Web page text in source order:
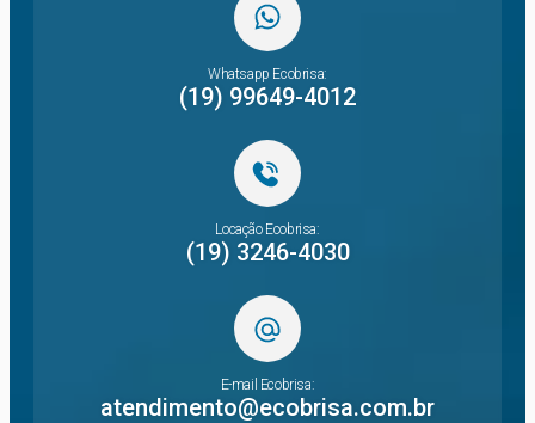
Whatsapp Ecobrisa:
(19) 99649-4012
Locação Ecobrisa:
(19) 3246-4030
E-mail Ecobrisa:
atendimento@ecobrisa.com.br